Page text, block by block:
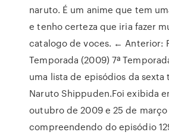
naruto. É um anime que tem
e tenho certeza que iria fazer
catalogo de voces. ← Anterior:
Temporada (2009) 7ª
uma lista de episódios da
Naruto Shippuden.Foi exibida
outubro de 2009 e 25 de março
compreendendo do episódio